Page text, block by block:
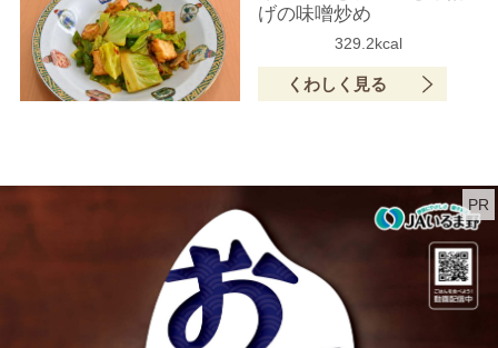
げの味噌炒め
329.2kcal
くわしく見る